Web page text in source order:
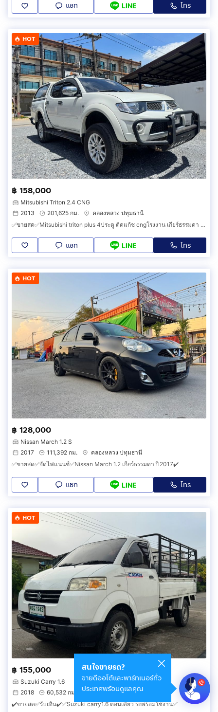
แชท LINE โทร
HOT
฿ 158,000
Mitsubishi Triton 2.4 CNG
2013
201,625 กม.
คลองหลวง ปทุมธานี
✅ขายสด✅Mitsubishi triton plus 4ประตู ติดแก้ช cngโรงงาน เกียร์ธรรมดา ปี2013✅รถมือเดียว✅
แชท LINE โทร
HOT
฿ 128,000
Nissan March 1.2 S
2017
111,392 กม.
คลองหลวง ปทุมธานี
✅ขายสด✅จัดไฟแนนซ์✅Nissan March 1.2 เกียร์ธรรมดา ปี2017✔️
แชท LINE โทร
HOT
฿ 155,000
Suzuki Carry 1.6
2018
60,532 กม.
คลองหลวง ปทุมธานี
✔️ขายสด✅รับเทิน✔️✅Suzuki carry1.6 ตอนเดียว รถพร้อมใช้งาน✅
สนใจขายรถ?
ขายดีออโต้และพาร์ทเนอร์ทั่ว
ประเทศพร้อมดูแลคุณ